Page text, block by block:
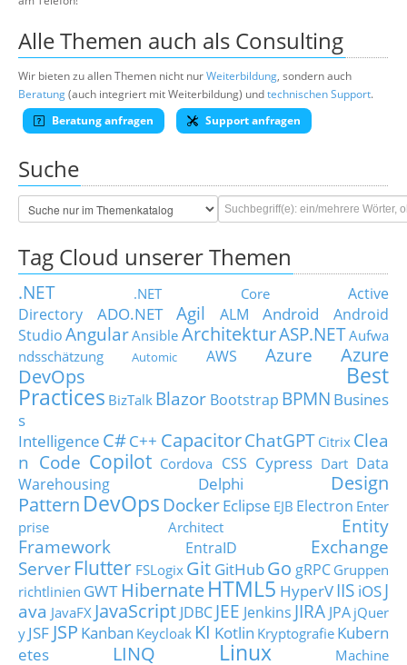
Alle Themen auch als Consulting
Wir bieten zu allen Themen nicht nurWeiterbildung, sondern auch
Beratung(auch integriert mit Weiterbildung) undtechnischen Support.
Beratung anfragen
Support anfragen
Suche
Tag Cloud unserer Themen
.NET .NET Core
Active
Directory
ADO.NET Agil ALM Android
Android
StudioAngularAnsible ArchitekturASP.NETAufwa
ndsschätzung
Automic AWS Azure
Azure
DevOps
Best
Practices BizTalk Blazor Bootstrap BPMN Busines
s
Intelligence C#C++ CapacitorChatGPT Citrix Clea
n Code Copilot Cordova CSS Cypress Dart Data
Warehousing
Delphi
Design
Pattern DevOps DockerEclipse EJB Electron Enter
prise Architect
Entity
Framework
EntraID
Exchange
Server Flutter FSLogix Git GitHubGo gRPC Gruppen
richtlinien GWT HibernateHTML5 HyperVIIS iOSJ
ava JavaFX JavaScript JDBC JEE Jenkins JIRA JPA jQuer
y JSF JSP Kanban Keycloak KI Kotlin Kryptografie Kubern
etes
LINQ Linux
Machine